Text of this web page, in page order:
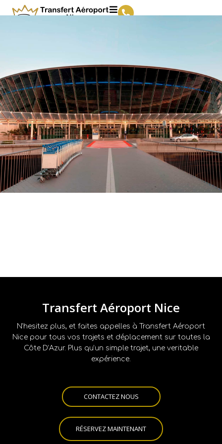
Transfert Aéroport Nice
N’hesitez plus, et faites appelles à Transfert Aéroport
Nice pour tous vos trajets et déplacement sur toutes la
Côte D’Azur. Plus qu’un simple trajet, une veritable
expérience.
CONTACTEZ NOUS
RÉSERVEZ MAINTENANT